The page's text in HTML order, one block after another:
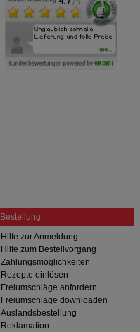
Bestellung
Hilfe zur Anmeldung
Hilfe zum Bestellvorgang
Zahlungsmöglichkeiten
Rezepte einlösen
Freiumschläge anfordern
Freiumschläge downloaden
Auslandsbestellung
Reklamation